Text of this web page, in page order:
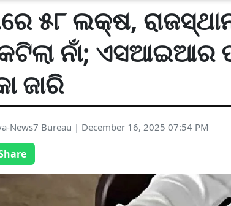
୫୮ ଲକ୍ଷ,
ନାଁ; ଏସଆଇଆର
ଜାରି
News7 Bureau | December 16, 2025 07:54 PM